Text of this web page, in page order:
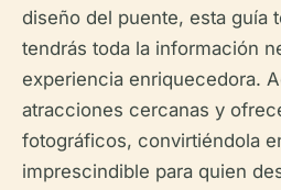
diseño del puente, esta guía
tendrás toda la información
experiencia enriquecedora.
atracciones cercanas y
fotográficos, convirtiéndola
imprescindible para quien